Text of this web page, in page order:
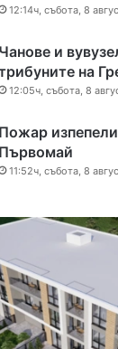
12:14ч, събота, 8
Чанове и
на
12:05ч, събота, 8
Пожар
Първомай
11:52ч, събота, 8